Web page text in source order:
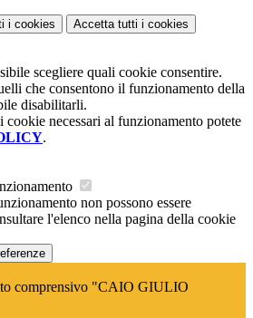
i cookies Accetta tutti i cookies
scegliere quali cookie consentire.
che consentono il funzionamento della
disabilitarli.
cookie necessari al funzionamento potete
.
non possono essere
l'elenco nella pagina della cookie
comprensivo "CAIO GIULIO